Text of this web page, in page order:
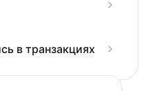
в транзакциях